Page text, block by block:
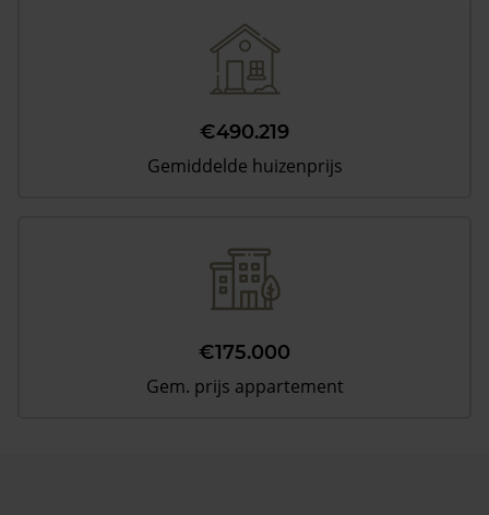
€490.219
Gemiddelde huizenprijs
€175.000
Gem. prijs appartement